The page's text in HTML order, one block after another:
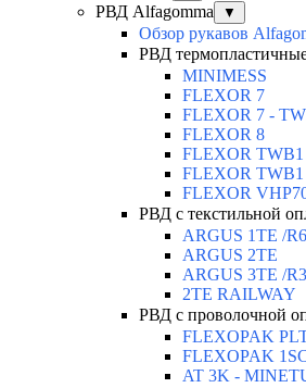
РВД Alfagomma ▼
Обзор рукавов
РВД
MINIMESS
FLEXOR 7
FLEXOR 7 -
FLEXOR 8
FLEXOR TWB1
FLEXOR
FLEXOR
РВД с текстильной
ARGUS 1TE /R6
ARGUS 2TЕ
ARGUS 3TE /R3
2TE RAILWAY
РВД с проволочной
FLEXOPAK
FLEXOPAK
AT 3K -